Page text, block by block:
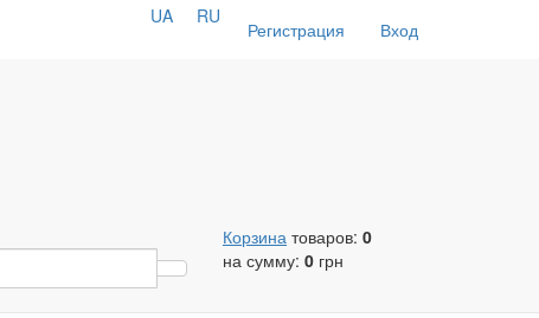
Регистрация Вход
UA RU
Корзина товаров: 0
на сумму: 0 грн